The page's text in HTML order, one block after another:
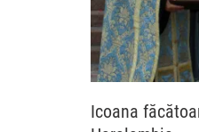
Icoana